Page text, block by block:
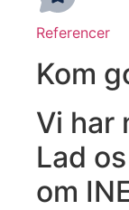
Referencer
Kom
Vi har
Lad
om